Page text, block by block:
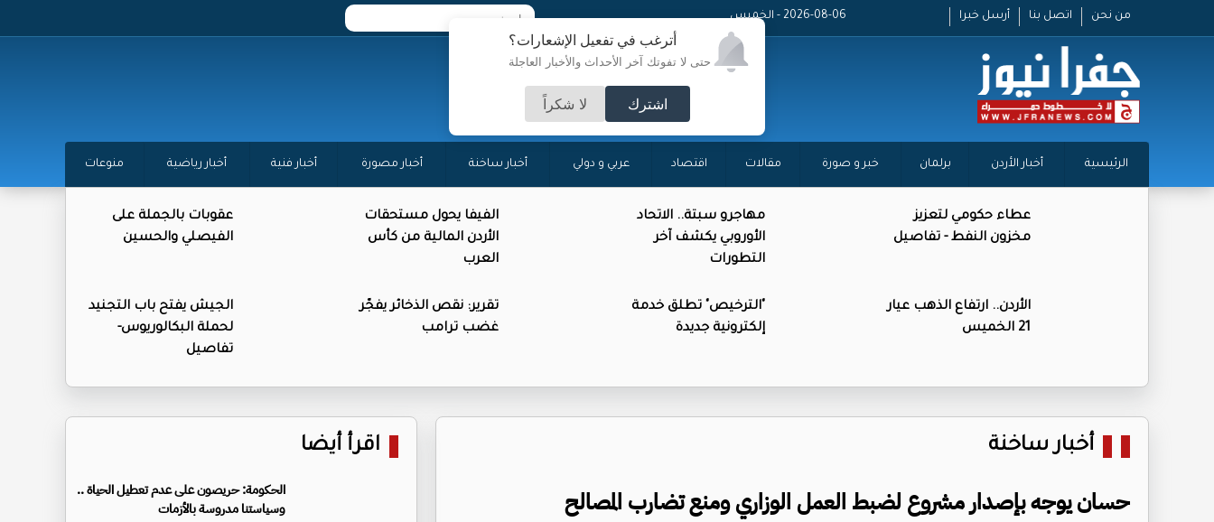
أترغب في تفعيل الإشعارات؟
حتى لا تفوتك آخر الأحداث والأخبار العاجلة
اشترك لا شكراً
من نحن اتصل بنا أرسل خبرا 2026-08-06 - الخميس
الرئيسية أخبار الأردن برلمان خبر و صورة مقالات اقتصاد عربي و دولي أخبار ساخنة أخبار مصورة أخبار فنية أخبار رياضية منوعات
عطاء حكومي لتعزيز
مخزون النفط - تفاصيل
مهاجرو سبتة.. الاتحاد
الأوروبي يكشف آخر
التطورات
الفيفا يحول مستحقات
الأردن المالية من كأس
العرب
عقوبات بالجملة على
الفيصلي والحسين
الأردن.. ارتفاع الذهب عيار
21 الخميس
"الترخيص" تطلق خدمة
إلكترونية جديدة
تقرير: نقص الذخائر يفجّر
غضب ترامب
الجيش يفتح باب التجنيد
لحملة البكالوريوس-
تفاصيل
أخبار ساخنة
حسان يوجه بإصدار مشروع لضبط العمل الوزاري ومنع تضارب المصالح
اقرأ أيضا
الحكومة: حريصون على عدم تعطيل الحياة ..
وسياستنا مدروسة بالأزمات